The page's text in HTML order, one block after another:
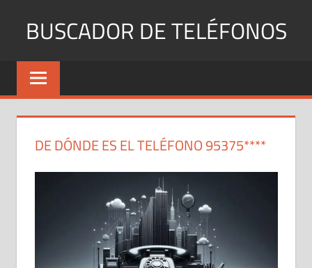
BUSCADOR DE TELÉFONOS
Identifica
Números
y
DE DÓNDE ES EL TELÉFONO 95375****